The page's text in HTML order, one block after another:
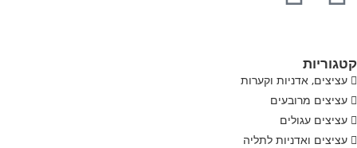
עציצים, אדניות וקערות
עציצים מרובעים
עציצים עגולים
עציצים ואדניות לתליה